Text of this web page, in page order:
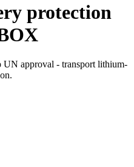
protection
UN approval - transport lithium-